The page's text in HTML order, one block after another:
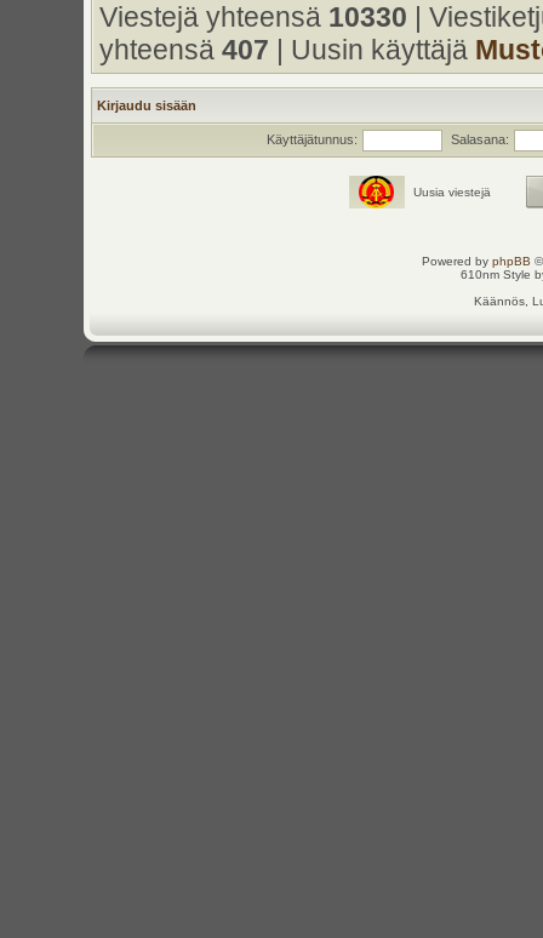
Viestejä yhteensä 10330 |
yhteensä 407 | Uusin käyttäjä
Kirjaudu sisään
Käyttäjätunnus: Salasana:
Uusia viestejä
Powered by phpBB
610nm Style
Käännös,